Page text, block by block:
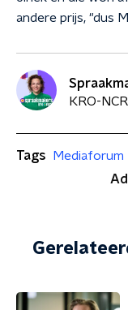
andere prijs, "dus
KRO-
Tags
Mediaforum